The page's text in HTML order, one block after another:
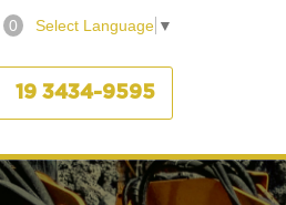
0 Select Language ▼
19 3434-9595